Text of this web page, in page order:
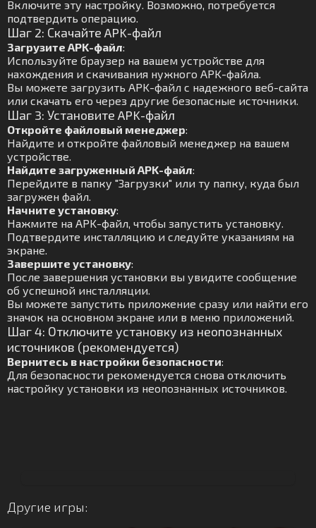
Включите эту настройку. Возможно, потребуется
подтвердить операцию.
Шаг 2: Скачайте APK-файл
Загрузите APK-файл:
Используйте браузер на вашем устройстве для
нахождения и скачивания нужного APK-файла.
Вы можете загрузить APK-файл с надежного веб-сайта
или скачать его через другие безопасные источники.
Шаг 3: Установите APK-файл
Откройте файловый менеджер:
Найдите и откройте файловый менеджер на вашем
устройстве.
Найдите загруженный APK-файл:
Перейдите в папку "Загрузки" или ту папку, куда был
загружен файл.
Начните установку:
Нажмите на APK-файл, чтобы запустить установку.
Подтвердите инсталляцию и следуйте указаниям на
экране.
Завершите установку:
После завершения установки вы увидите сообщение
об успешной инсталляции.
Вы можете запустить приложение сразу или найти его
значок на основном экране или в меню приложений.
Шаг 4: Отключите установку из неопознанных
источников (рекомендуется)
Вернитесь в настройки безопасности:
Для безопасности рекомендуется снова отключить
настройку установки из неопознанных источников.
Другие игры: